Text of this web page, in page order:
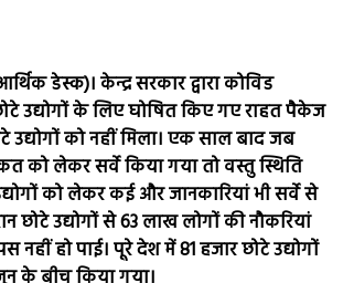
डेस्क)। केन्द्र सरकार द्वारा कोविड
उद्योगों के लिए घोषित किए गए राहत पैकेज
उद्योगों को नहीं मिला। एक साल बाद जब
को लेकर सर्वे किया गया तो वस्तु स्थिति
को लेकर कई और जानकारियां भी सर्वे से
छोटे उद्योगों से 63 लाख लोगों की नौकरियां
नहीं हो पाई। पूरे देश में 81 हजार छोटे उद्योगों